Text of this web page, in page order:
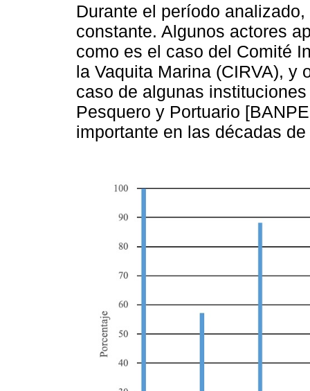
Durante el período
constante. Algunos actores
como es el caso del Comité
la Vaquita Marina (CIRVA), y
caso de algunas
Pesquero y Portuario
importante en las décadas